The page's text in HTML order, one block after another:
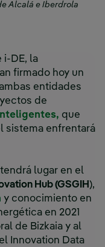
Alcalá e Iberdrola
i-DE, la
firmado hoy un
entidades
de
que
sistema enfrentará
lugar en el
Hub (GSGIH ),
y conocimiento en
en 2021
de Bizkaia y al
Innovation Data